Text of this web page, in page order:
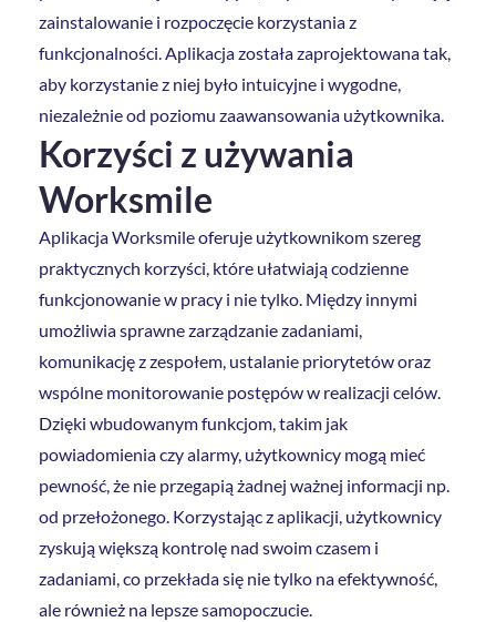
zainstalowanie i rozpoczęcie korzystania z
funkcjonalności. Aplikacja została zaprojektowana tak,
aby korzystanie z niej było intuicyjne i wygodne,
niezależnie od poziomu zaawansowania użytkownika.
Korzyści z używania
Worksmile
Aplikacja Worksmile oferuje użytkownikom szereg
praktycznych korzyści, które ułatwiają codzienne
funkcjonowanie w pracy i nie tylko. Między innymi
umożliwia sprawne zarządzanie zadaniami,
komunikację z zespołem, ustalanie priorytetów oraz
wspólne monitorowanie postępów w realizacji celów.
Dzięki wbudowanym funkcjom, takim jak
powiadomienia czy alarmy, użytkownicy mogą mieć
pewność, że nie przegapią żadnej ważnej informacji np.
od przełożonego. Korzystając z aplikacji, użytkownicy
zyskują większą kontrolę nad swoim czasem i
zadaniami, co przekłada się nie tylko na efektywność,
ale również na lepsze samopoczucie.